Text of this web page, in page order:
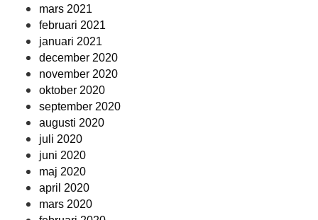
mars 2021
februari 2021
januari 2021
december 2020
november 2020
oktober 2020
september 2020
augusti 2020
juli 2020
juni 2020
maj 2020
april 2020
mars 2020